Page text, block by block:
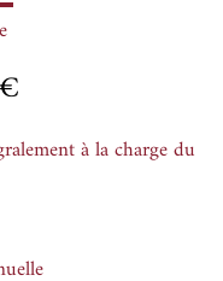
à la charge du